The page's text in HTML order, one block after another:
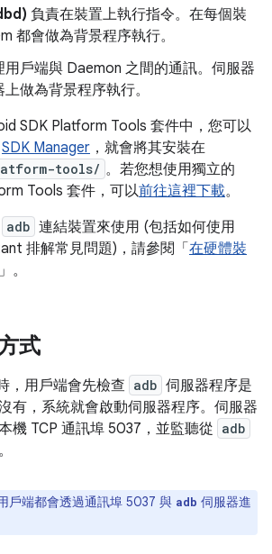
負責在裝置上執行指令。在每個裝
都會做為背景程序執行。
用戶端與 Daemon 之間的通訊。伺服器
做為背景程序執行。
SDK Platform Tools 套件中，您可以
SDK Manager ，就會將其安裝在
tools/ 。若您想使用獨立的
Tools 套件，可以前往這裡下載。
adb 連結裝置來使用 (包括如何使用
排解常見問題)，請參閱「 在硬體裝
」。
式
，用戶端會先檢查 adb 伺服器程序是
有，系統就會啟動伺服器程序。伺服器
機 TCP 通訊埠 5037，並監聽從 adb
戶端都會透過通訊埠 5037 與 adb 伺服器進